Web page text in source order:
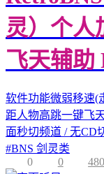
灵）个人
飞天辅助
软件功能微弱移速(
距人物高跳一键飞
面秒切频道 / 无CD
#BNS 剑灵类
0
0 480